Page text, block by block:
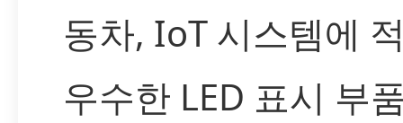
동차, IoT 시스템에
우수한 LED 표시 부